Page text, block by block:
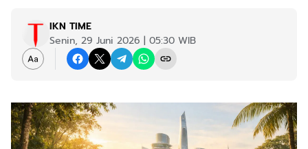
IKN TIME
Senin, 29 Juni 2026 | 05:30 WIB